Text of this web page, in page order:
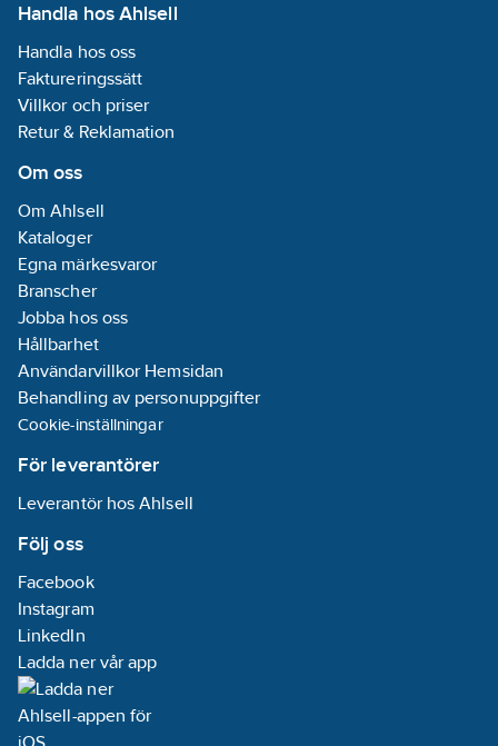
Handla hos Ahlsell
Handla hos oss
Faktureringssätt
Villkor och priser
Retur & Reklamation
Om oss
Om Ahlsell
Kataloger
Egna märkesvaror
Branscher
Jobba hos oss
Hållbarhet
Användarvillkor Hemsidan
Behandling av personuppgifter
Cookie-inställningar
För leverantörer
Leverantör hos Ahlsell
Följ oss
Facebook
Instagram
LinkedIn
Ladda ner vår app